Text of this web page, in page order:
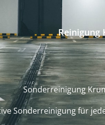
Reinigung
Sonderreinigung
Sonderreinigung für